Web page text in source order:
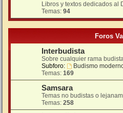
Libros y textos dedicados al
Temas: 94
Foros
Interbudista
Sobre cualquier rama
Subforo:
Budismo
Temas: 169
Samsara
Temas no budistas o
Temas: 258